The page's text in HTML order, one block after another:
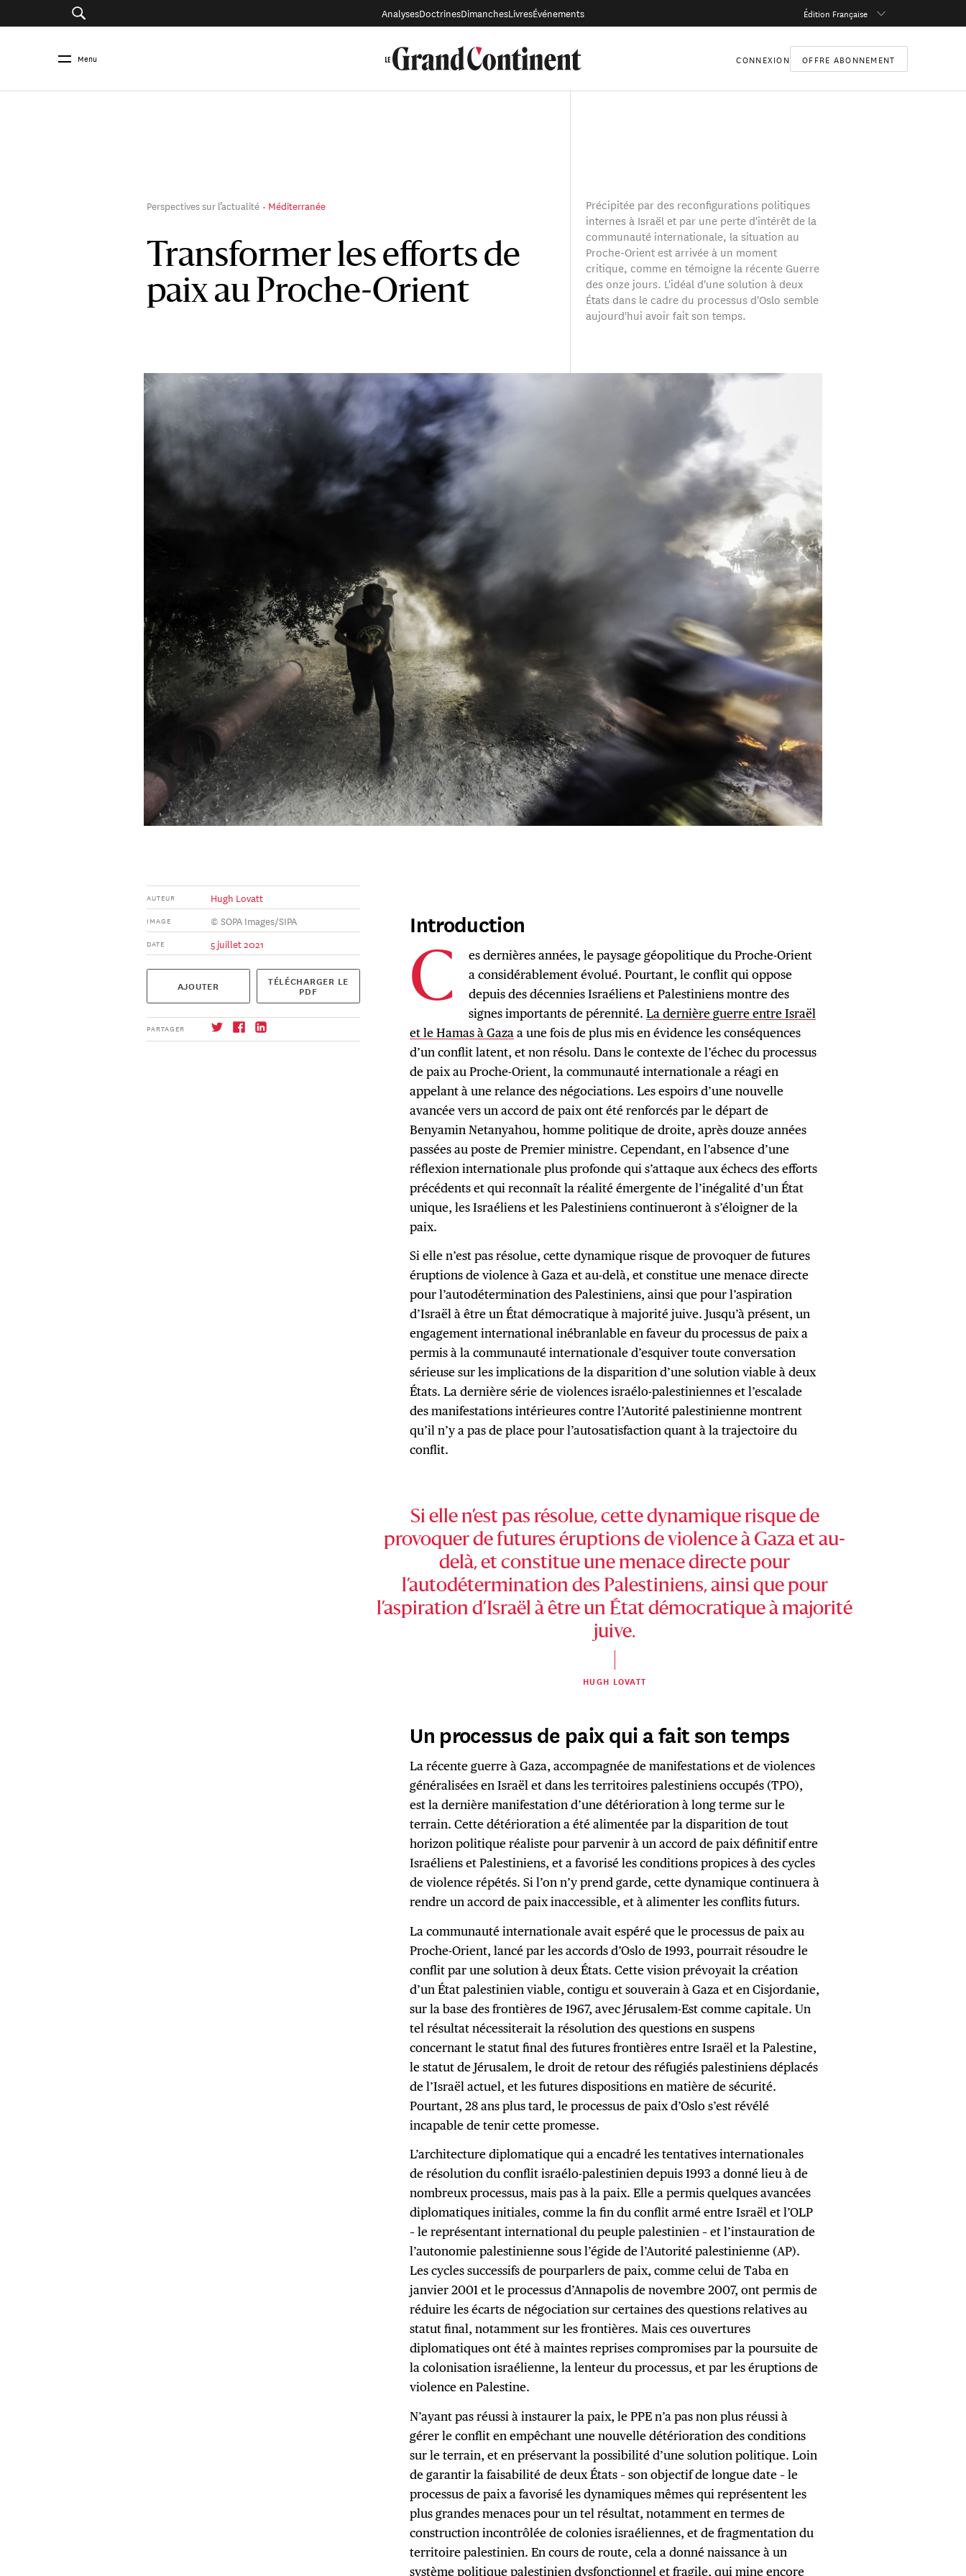
AnalysesDoctrinesDimanchesLivresÉvénements Édition Française
Menu CONNEXION OFFRE ABONNEMENT
Transformer les efforts de
paix au Proche-Orient
Perspectives sur l’actualité Méditerranée
Précipitée par des reconfigurations politiques
internes à Israël et par une perte d'intérêt de la
communauté internationale, la situation au
Proche-Orient est arrivée à un moment
critique, comme en témoigne la récente Guerre
des onze jours. L'idéal d'une solution à deux
États dans le cadre du processus d'Oslo semble
aujourd'hui avoir fait son temps.
AUTEUR Hugh Lovatt
IMAGE © SOPA Images/SIPA
DATE 5 juillet 2021
AJOUTER TÉLÉCHARGER LE
PDF
PARTAGER
Introduction
C
es dernières années, le paysage géopolitique du Proche-Orient
a considérablement évolué. Pourtant, le conflit qui oppose
depuis des décennies Israéliens et Palestiniens montre des
signes importants de pérennité. La dernière guerre entre Israël
et le Hamas à Gaza a une fois de plus mis en évidence les conséquences
d’un conflit latent, et non résolu. Dans le contexte de l’échec du processus
de paix au Proche-Orient, la communauté internationale a réagi en
appelant à une relance des négociations. Les espoirs d’une nouvelle
avancée vers un accord de paix ont été renforcés par le départ de
Benyamin Netanyahou, homme politique de droite, après douze années
passées au poste de Premier ministre. Cependant, en l’absence d’une
réflexion internationale plus profonde qui s’attaque aux échecs des efforts
précédents et qui reconnaît la réalité émergente de l’inégalité d’un État
unique, les Israéliens et les Palestiniens continueront à s’éloigner de la
paix.
Si elle n’est pas résolue, cette dynamique risque de provoquer de futures
éruptions de violence à Gaza et au-delà, et constitue une menace directe
pour l’autodétermination des Palestiniens, ainsi que pour l’aspiration
d’Israël à être un État démocratique à majorité juive. Jusqu’à présent, un
engagement international inébranlable en faveur du processus de paix a
permis à la communauté internationale d’esquiver toute conversation
sérieuse sur les implications de la disparition d’une solution viable à deux
États. La dernière série de violences israélo-palestiniennes et l’escalade
des manifestations intérieures contre l’Autorité palestinienne montrent
qu’il n’y a pas de place pour l’autosatisfaction quant à la trajectoire du
conflit.
Si elle n’est pas résolue, cette dynamique risque de
provoquer de futures éruptions de violence à Gaza et au-
delà, et constitue une menace directe pour
l’autodétermination des Palestiniens, ainsi que pour
l’aspiration d’Israël à être un État démocratique à majorité
juive.
HUGH LOVATT
Un processus de paix qui a fait son temps
La récente guerre à Gaza, accompagnée de manifestations et de violences
généralisées en Israël et dans les territoires palestiniens occupés (TPO),
est la dernière manifestation d’une détérioration à long terme sur le
terrain. Cette détérioration a été alimentée par la disparition de tout
horizon politique réaliste pour parvenir à un accord de paix définitif entre
Israéliens et Palestiniens, et a favorisé les conditions propices à des cycles
de violence répétés. Si l’on n’y prend garde, cette dynamique continuera à
rendre un accord de paix inaccessible, et à alimenter les conflits futurs.
La communauté internationale avait espéré que le processus de paix au
Proche-Orient, lancé par les accords d’Oslo de 1993, pourrait résoudre le
conflit par une solution à deux États. Cette vision prévoyait la création
d’un État palestinien viable, contigu et souverain à Gaza et en Cisjordanie,
sur la base des frontières de 1967, avec Jérusalem-Est comme capitale. Un
tel résultat nécessiterait la résolution des questions en suspens
concernant le statut final des futures frontières entre Israël et la Palestine,
le statut de Jérusalem, le droit de retour des réfugiés palestiniens déplacés
de l’Israël actuel, et les futures dispositions en matière de sécurité.
Pourtant, 28 ans plus tard, le processus de paix d’Oslo s’est révélé
incapable de tenir cette promesse.
L’architecture diplomatique qui a encadré les tentatives internationales
de résolution du conflit israélo-palestinien depuis 1993 a donné lieu à de
nombreux processus, mais pas à la paix. Elle a permis quelques avancées
diplomatiques initiales, comme la fin du conflit armé entre Israël et l’OLP
– le représentant international du peuple palestinien – et l’instauration de
l’autonomie palestinienne sous l’égide de l’Autorité palestinienne (AP).
Les cycles successifs de pourparlers de paix, comme celui de Taba en
janvier 2001 et le processus d’Annapolis de novembre 2007, ont permis de
réduire les écarts de négociation sur certaines des questions relatives au
statut final, notamment sur les frontières. Mais ces ouvertures
diplomatiques ont été à maintes reprises compromises par la poursuite de
la colonisation israélienne, la lenteur du processus, et par les éruptions de
violence en Palestine.
N’ayant pas réussi à instaurer la paix, le PPE n’a pas non plus réussi à
gérer le conflit en empêchant une nouvelle détérioration des conditions
sur le terrain, et en préservant la possibilité d’une solution politique. Loin
de garantir la faisabilité de deux États – son objectif de longue date – le
processus de paix a favorisé les dynamiques mêmes qui représentent les
plus grandes menaces pour un tel résultat, notamment en termes de
construction incontrôlée de colonies israéliennes, et de fragmentation du
territoire palestinien. En cours de route, cela a donné naissance à un
système politique palestinien dysfonctionnel et fragile, qui mine encore